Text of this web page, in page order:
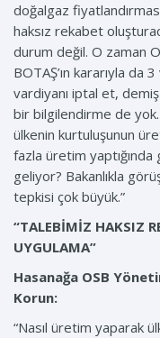
doğalgaz
haksız rekabet
durum değil. O zaman
BOTAŞ’ın kararıyla da
vardiyanı iptal et,
bir bilgilendirme de
ülkenin kurtuluşunun
fazla üretim yaptığında
geliyor? Bakanlıkla
tepkisi çok büyük.”
“TALEBİMİZ HAKSIZ
UYGULAMA”
Hasanağa OSB
Korun:
“Nasıl üretim yaparak